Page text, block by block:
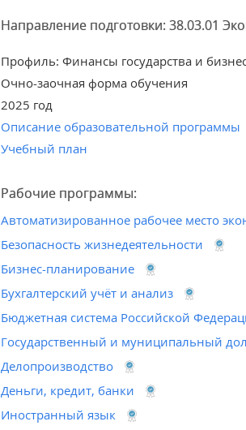
Направление подготовки: 38.03.01
Профиль: Финансы государства и
Очно-заочная форма обучения
2025 год
Описание образовательной программы
Учебный план
Рабочие программы:
Автоматизированное рабочее место
Безопасность жизнедеятельности
Бизнес-планирование
Бухгалтерский учёт и анализ
Бюджетная система Российской
Государственный и муниципальный
Делопроизводство
Деньги, кредит, банки
Иностранный язык